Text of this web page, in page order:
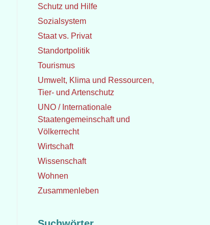
Schutz und Hilfe
Sozialsystem
Staat vs. Privat
Standortpolitik
Tourismus
Umwelt, Klima und Ressourcen,
Tier- und Artenschutz
UNO / Internationale
Staatengemeinschaft und
Völkerrecht
Wirtschaft
Wissenschaft
Wohnen
Zusammenleben